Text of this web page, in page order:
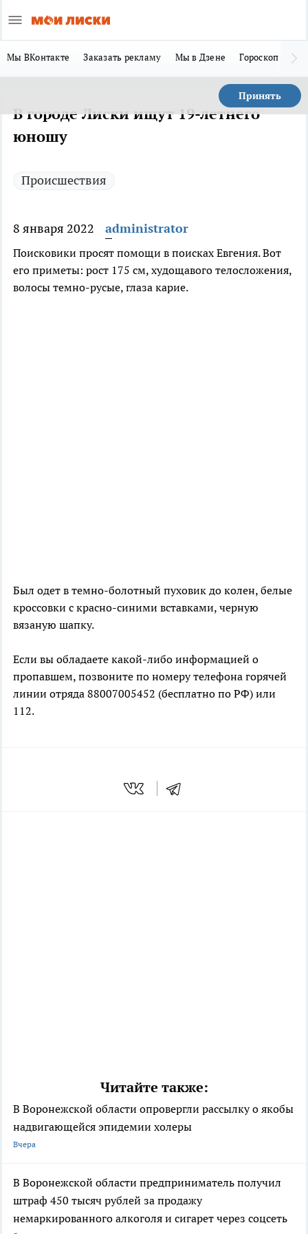
Мы ВКонтакте Заказать рекламу Мы в Дзене Гороскоп
Принять
В городе Лиски ищут 19-летнего
юношу
Происшествия
8 января 2022 administrator
Поисковики просят помощи в поисках Евгения. Вот
его приметы: рост 175 см, худощавого телосложения,
волосы темно-русые, глаза карие.
Был одет в темно-болотный пуховик до колен, белые
кроссовки с красно-синими вставками, черную
вязаную шапку.
Если вы обладаете какой-либо информацией о
пропавшем, позвоните по номеру телефона горячей
линии отряда 88007005452 (бесплатно по РФ) или
112.
Читайте также:
В Воронежской области опровергли рассылку о якобы
надвигающейся эпидемии холеры
Вчера
В Воронежской области предприниматель получил
штраф 450 тысяч рублей за продажу
немаркированного алкоголя и сигарет через соцсеть